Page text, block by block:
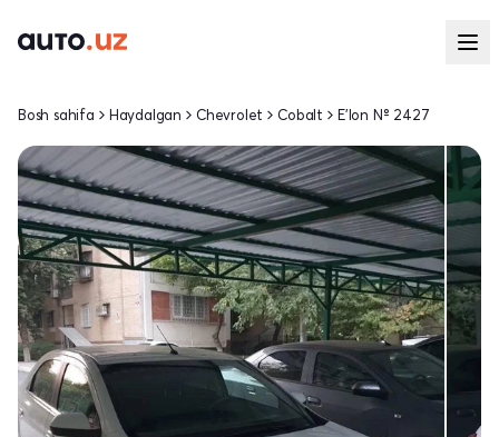
Bosh sahifa Haydalgan Chevrolet Cobalt E'lon № 2427